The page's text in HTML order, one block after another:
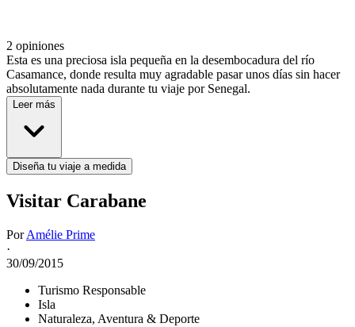
2 opiniones
Esta es una preciosa isla pequeña en la desembocadura del río
Casamance, donde resulta muy agradable pasar unos días sin hacer
absolutamente nada durante tu viaje por Senegal.
Leer más
Diseña tu viaje a medida
Visitar Carabane
PorAmélie Prime
·
30/09/2015
Turismo Responsable
Isla
Naturaleza, Aventura & Deporte